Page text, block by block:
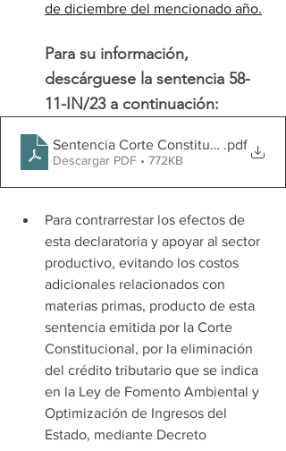
de diciembre del mencionado año.
Para su información,
descárguese la sentencia 58-
11-IN/23 a continuación:
Sentencia Corte Constitucional 58-
.pdf
Descargar PDF • 772KB
Para contrarrestar los efectos de
esta declaratoria y apoyar al sector
productivo, evitando los costos
adicionales relacionados con
materias primas, producto de esta
sentencia emitida por la Corte
Constitucional, por la eliminación
del crédito tributario que se indica
en la Ley de Fomento Ambiental y
Optimización de Ingresos del
Estado, mediante Decreto